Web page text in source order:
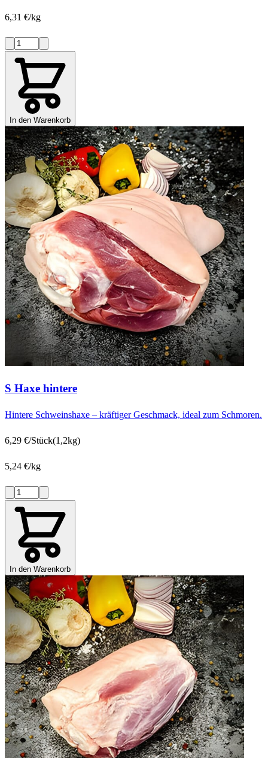
6,31 €/kg
In den Warenkorb
S Haxe hintere
Hintere Schweinshaxe – kräftiger Geschmack, ideal zum Schmoren.
6,29 €/Stück(1,2kg)
5,24 €/kg
In den Warenkorb